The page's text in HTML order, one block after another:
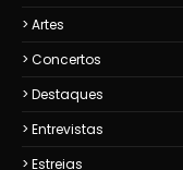
Artes
Concertos
Destaques
Entrevistas
Estreias